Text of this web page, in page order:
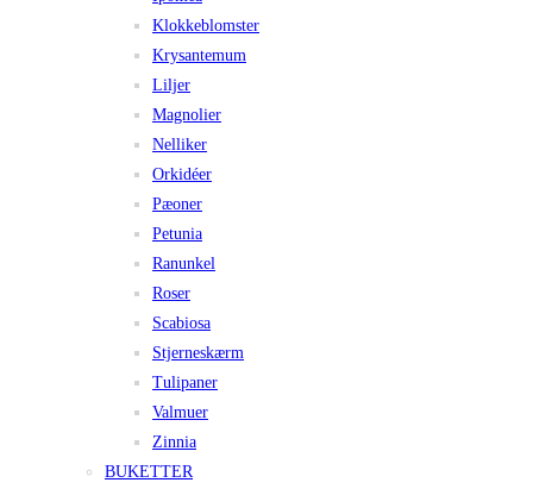
Klokkeblomster
Krysantemum
Liljer
Magnolier
Nelliker
Orkidéer
Pæoner
Petunia
Ranunkel
Roser
Scabiosa
Stjerneskærm
Tulipaner
Valmuer
Zinnia
BUKETTER